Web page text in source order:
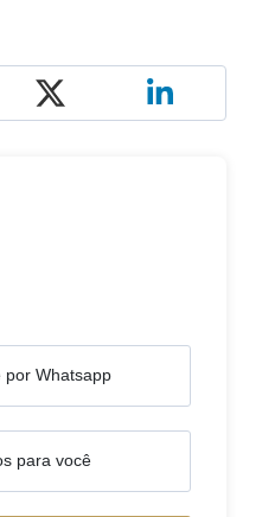
por Whatsapp
para você